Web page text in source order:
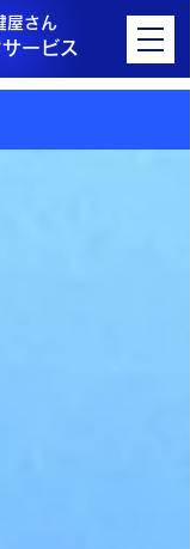
ービス
屋さん